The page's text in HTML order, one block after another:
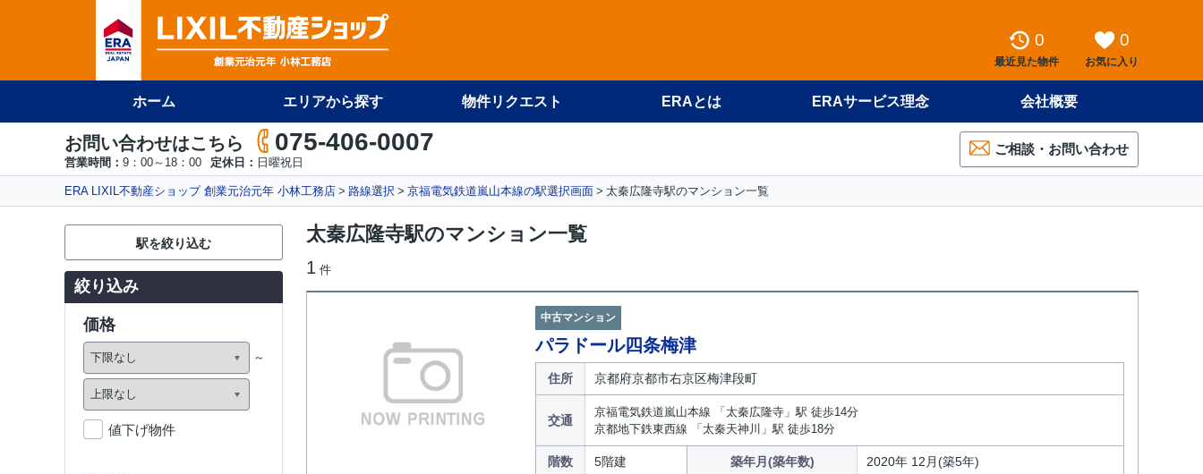
0
最近見た物件
0
お気に入り
ホーム エリアから探す 物件リクエスト ERAとは ERAサービス理念 会社概要
お問い合わせはこちら 075-406-0007
営業時間： 9：00～18：00 定休日： 日曜祝日
ご相談・お問い合わせ
ERA LIXIL不動産ショップ 創業元治元年 小林工務店 路線選択 京福電気鉄道嵐山本線の駅選択画面 太秦広隆寺駅のマンション一覧
太秦広隆寺駅のマンション一覧
1 件
中古マンション
パラドール四条梅津
住所 京都府京都市右京区梅津段町
交通
京福電気鉄道嵐山本線 「太秦広隆寺」駅 徒歩14分
京都地下鉄東西線 「太秦天神川」駅 徒歩18分
階数 5階建 築年月(築年数) 2020年 12月(築5年)
駅を絞り込む
絞り込み
価格
値下げ物件